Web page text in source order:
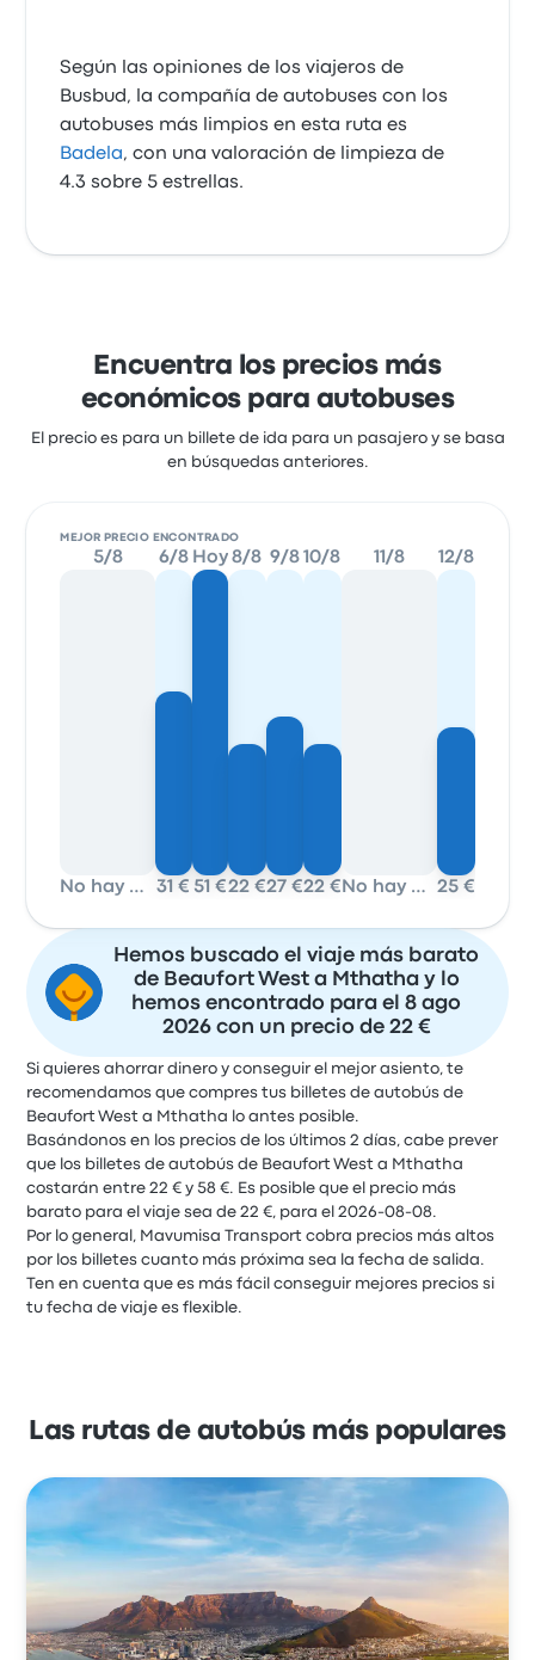
Según las opiniones de los viajeros de
Busbud, la compañía de autobuses con los
autobuses más limpios en esta ruta es
Badela, con una valoración de limpieza de
4.3 sobre 5 estrellas.
Encuentra los precios más
económicos para autobuses
El precio es para un billete de ida para un pasajero y se basa
en búsquedas anteriores.
MEJOR PRECIO ENCONTRADO
5/8
No hay datos
6/8
31 €
Hoy
51 €
8/8
22 €
9/8
27 €
10/8
22 €
11/8
No hay datos
12/8
25 €
Hemos buscado el viaje más barato
de Beaufort West a Mthatha y lo
hemos encontrado para el 8 ago
2026 con un precio de 22 €
Si quieres ahorrar dinero y conseguir el mejor asiento, te
recomendamos que compres tus billetes de autobús de
Beaufort West a Mthatha lo antes posible.
Basándonos en los precios de los últimos 2 días, cabe prever
que los billetes de autobús de Beaufort West a Mthatha
costarán entre 22 € y 58 €. Es posible que el precio más
barato para el viaje sea de 22 €, para el 2026-08-08.
Por lo general, Mavumisa Transport cobra precios más altos
por los billetes cuanto más próxima sea la fecha de salida.
Ten en cuenta que es más fácil conseguir mejores precios si
tu fecha de viaje es flexible.
Las rutas de autobús más populares